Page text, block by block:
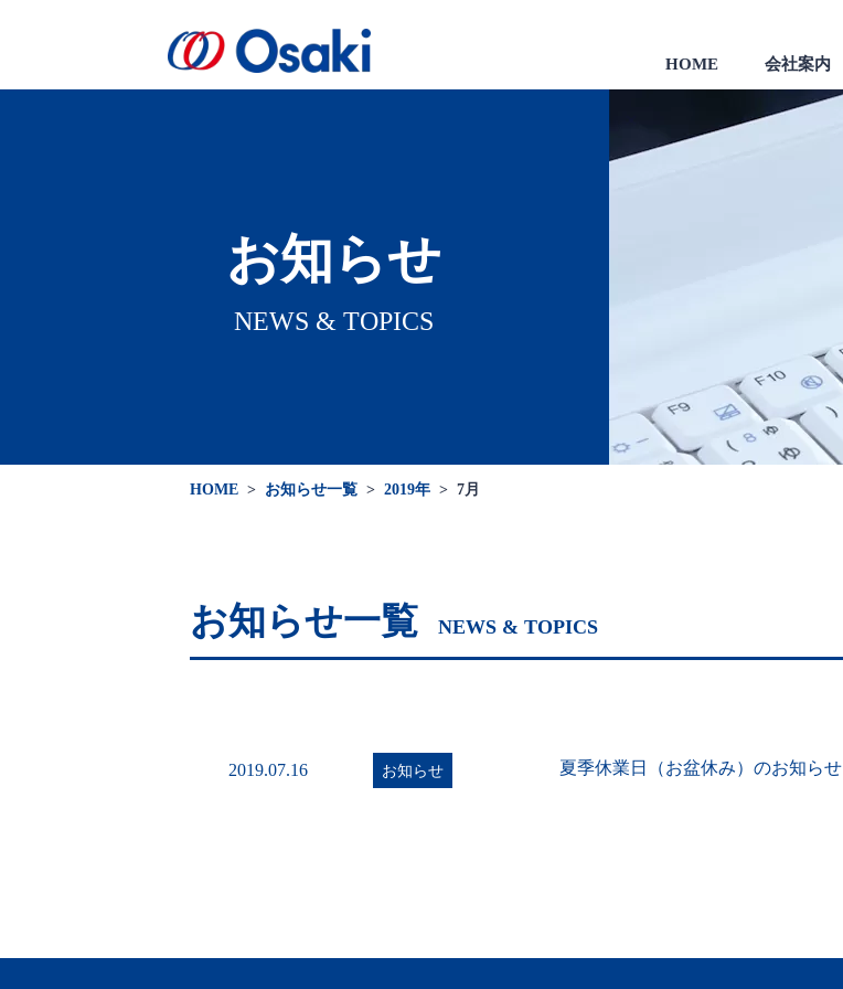
HOME
会社案内
会社案内
会社概要 会社沿革
製品案内
医療関係者向け製品 一般のお客様向け製品
お知らせ
NEWS & TOPICS
HOME > お知らせ一覧 > 2019年 > 7月
お知らせ一覧 NEWS & TOPICS
2019.07.16 お知らせ 夏季休業日（お盆休み）のお知らせ